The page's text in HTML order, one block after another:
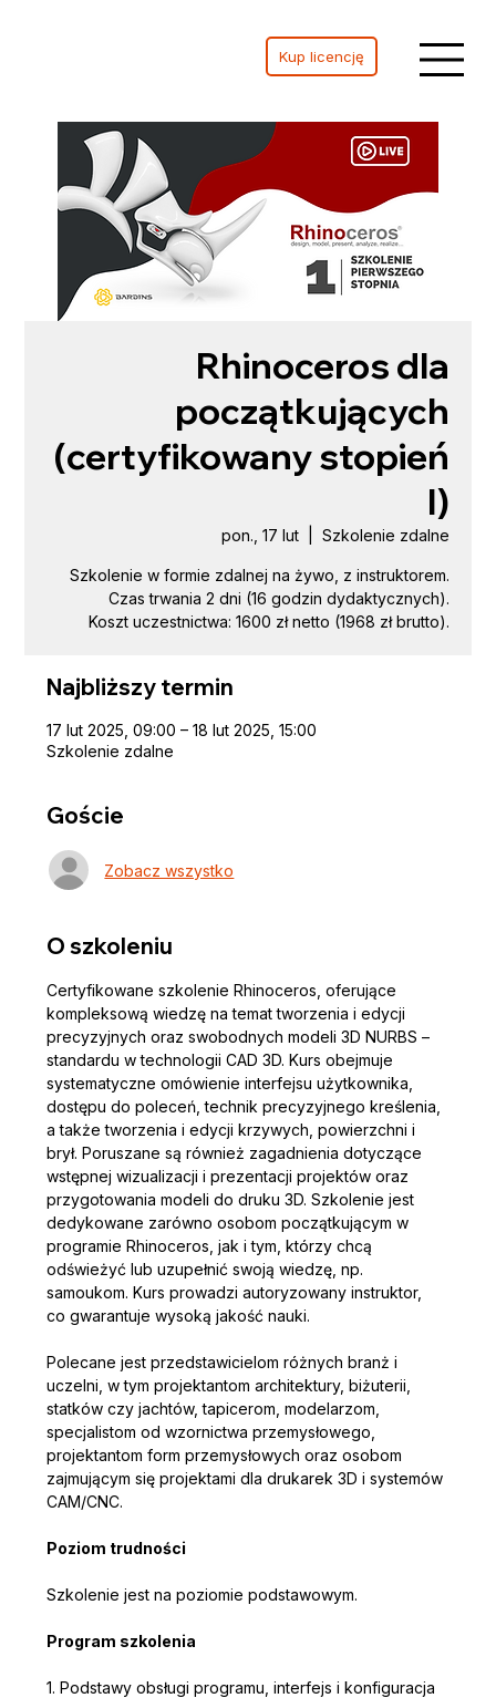
Kup licencję
Rhinoceros dla
początkujących
(certyfikowany stopień
I)
pon., 17 lut
  |
Szkolenie zdalne
Szkolenie w formie zdalnej na żywo, z instruktorem.
Czas trwania 2 dni (16 godzin dydaktycznych).
Koszt uczestnictwa: 1600 zł netto (1968 zł brutto).
Najbliższy termin
17 lut 2025, 09:00 – 18 lut 2025, 15:00
Szkolenie zdalne
Goście
Zobacz wszystko
O szkoleniu
Certyfikowane szkolenie Rhinoceros, oferujące
kompleksową wiedzę na temat tworzenia i edycji
precyzyjnych oraz swobodnych modeli 3D NURBS –
standardu w technologii CAD 3D. Kurs obejmuje
systematyczne omówienie interfejsu użytkownika,
dostępu do poleceń, technik precyzyjnego kreślenia,
a także tworzenia i edycji krzywych, powierzchni i
brył. Poruszane są również zagadnienia dotyczące
wstępnej wizualizacji i prezentacji projektów oraz
przygotowania modeli do druku 3D. Szkolenie jest
dedykowane zarówno osobom początkującym w
programie Rhinoceros, jak i tym, którzy chcą
odświeżyć lub uzupełnić swoją wiedzę, np.
samoukom. Kurs prowadzi autoryzowany instruktor,
co gwarantuje wysoką jakość nauki.
Polecane jest przedstawicielom różnych branż i
uczelni, w tym projektantom architektury, biżuterii,
statków czy jachtów, tapicerom, modelarzom,
specjalistom od wzornictwa przemysłowego,
projektantom form przemysłowych oraz osobom
zajmującym się projektami dla drukarek 3D i systemów
CAM/CNC.
Poziom trudności
Szkolenie jest na poziomie podstawowym.
Program szkolenia
1. Podstawy obsługi programu, interfejs i konfiguracja